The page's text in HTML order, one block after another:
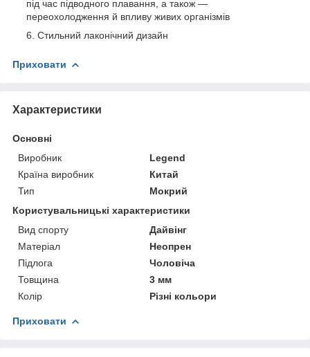
під час підводного плавання, а також —
переохолодження й впливу живих організмів
Стильний лаконічний дизайн
Приховати
Характеристики
Основні
Виробник
Legend
Країна виробник
Китай
Тип
Мокрий
Користувальницькі характеристики
Вид спорту
Дайвінг
Матеріал
Неопрен
Підлога
Чоловіча
Товщина
3 мм
Колір
Різні кольори
Приховати